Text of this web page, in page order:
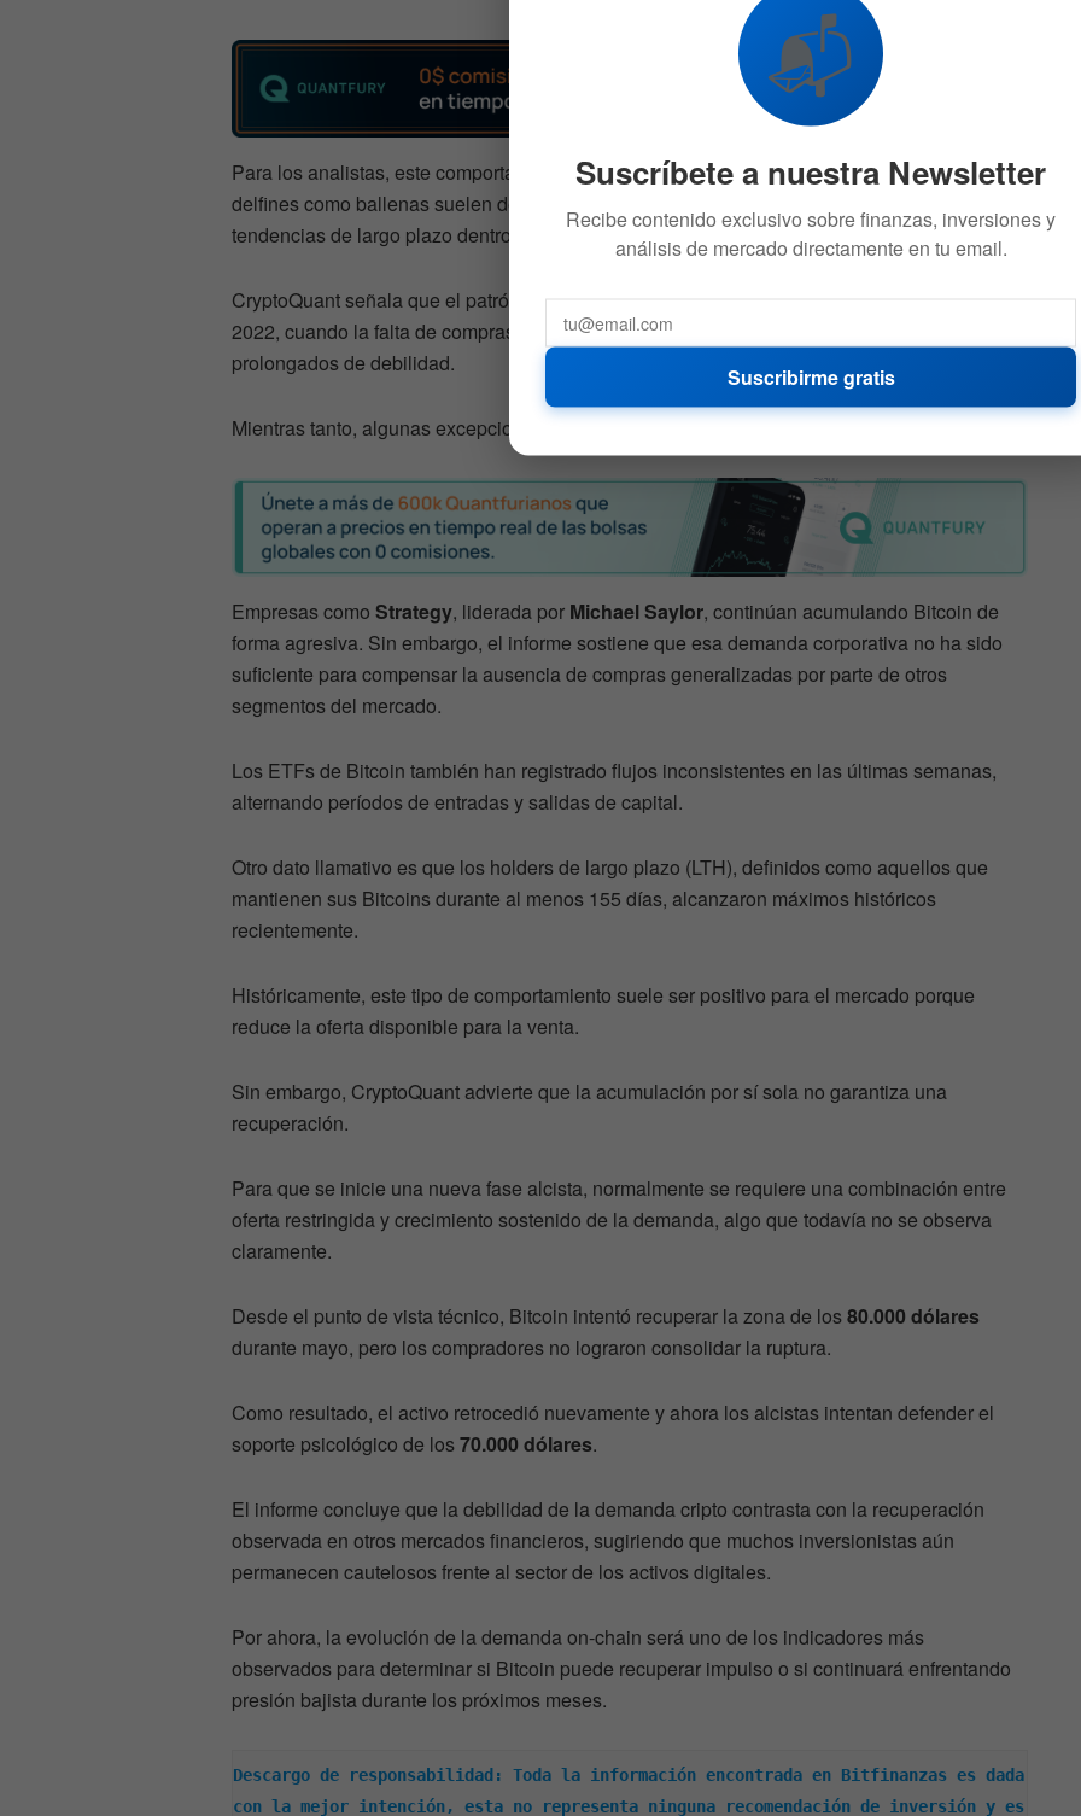
Para los analistas, este comportamiento resulta particularmente relevante porque tanto
delfines como ballenas suelen desempeñar un papel importante en la formación de
tendencias de largo plazo dentro del mercado de Bitcoin.
CryptoQuant señala que el patrón actual recuerda a lo ocurrido durante el mercado bajista de
2022, cuando la falta de compras por parte de grandes actores precedió períodos
prolongados de debilidad.
Mientras tanto, algunas excepciones siguen destacándose.
Empresas como Strategy, liderada por Michael Saylor, continúan acumulando Bitcoin de
forma agresiva. Sin embargo, el informe sostiene que esa demanda corporativa no ha sido
suficiente para compensar la ausencia de compras generalizadas por parte de otros
segmentos del mercado.
Los ETFs de Bitcoin también han registrado flujos inconsistentes en las últimas semanas,
alternando períodos de entradas y salidas de capital.
Otro dato llamativo es que los holders de largo plazo (LTH), definidos como aquellos que
mantienen sus Bitcoins durante al menos 155 días, alcanzaron máximos históricos
recientemente.
Históricamente, este tipo de comportamiento suele ser positivo para el mercado porque
reduce la oferta disponible para la venta.
Sin embargo, CryptoQuant advierte que la acumulación por sí sola no garantiza una
recuperación.
Para que se inicie una nueva fase alcista, normalmente se requiere una combinación entre
oferta restringida y crecimiento sostenido de la demanda, algo que todavía no se observa
claramente.
Desde el punto de vista técnico, Bitcoin intentó recuperar la zona de los80.000 dólares
durante mayo, pero los compradores no lograron consolidar la ruptura.
Como resultado, el activo retrocedió nuevamente y ahora los alcistas intentan defender el
soporte psicológico de los70.000 dólares.
El informe concluye que la debilidad de la demanda cripto contrasta con la recuperación
observada en otros mercados financieros, sugiriendo que muchos inversionistas aún
permanecen cautelosos frente al sector de los activos digitales.
Por ahora, la evolución de la demanda on-chain será uno de los indicadores más
observados para determinar si Bitcoin puede recuperar impulso o si continuará enfrentando
presión bajista durante los próximos meses.
Descargo de responsabilidad: Toda la información encontrada en Bitfinanzas es dada
con la mejor intención, esta no representa ninguna recomendación de inversión y es
📬
Suscríbete a nuestra Newsletter
Recibe contenido exclusivo sobre finanzas, inversiones y
análisis de mercado directamente en tu email.
Suscribirme gratis